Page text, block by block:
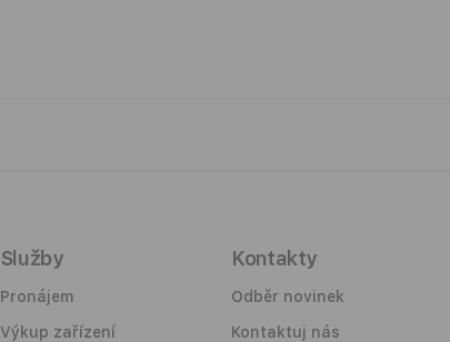
Možnost synchronizace a nabíjení s krytem
Přesné rozměrové výřezy
Kompatibilní s funkcí spánku a probuzení
Služby
Pronájem
Výkup zařízení
Kontakty
Odběr novinek
Kontaktuj nás